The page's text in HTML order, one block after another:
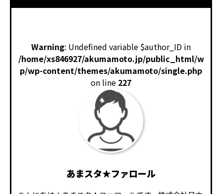
Warning: Undefined variable $author_ID in
/home/xs846927/akumamoto.jp/public_html/w
p/wp-content/themes/akumamoto/single.php
on line 227
あまスタ★ファロール